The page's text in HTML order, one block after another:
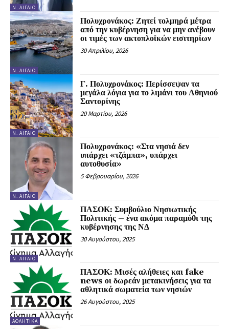
Ν. ΑΙΓΑΊΟ
Ν. ΑΙΓΑΊΟ
Πολυχρονάκος: Ζητεί τολμηρά μέτρα
από την κυβέρνηση για να μην ανέβουν
οι τιμές των ακτοπλοϊκών εισιτηρίων
30 Απριλίου, 2026
Ν. ΑΙΓΑΊΟ
Γ. Πολυχρονάκος: Περίσσεψαν τα
μεγάλα λόγια για το λιμάνι του Αθηνιού
Σαντορίνης
20 Μαρτίου, 2026
Ν. ΑΙΓΑΊΟ
Πολυχρονάκος: «Στα νησιά δεν
υπάρχει «τζάμπα», υπάρχει
αυτοθυσία»
5 Φεβρουαρίου, 2026
Ν. ΑΙΓΑΊΟ
ΠΑΣΟΚ: Συμβούλιο Νησιωτικής
Πολιτικής – ένα ακόμα παραμύθι της
κυβέρνησης της ΝΔ
30 Αυγούστου, 2025
ΑΘΛΗΤΙΚΆ
ΠΑΣΟΚ: Μισές αλήθειες και fake
news οι δωρεάν μετακινήσεις για τα
αθλητικά σωματεία των νησιών
26 Αυγούστου, 2025